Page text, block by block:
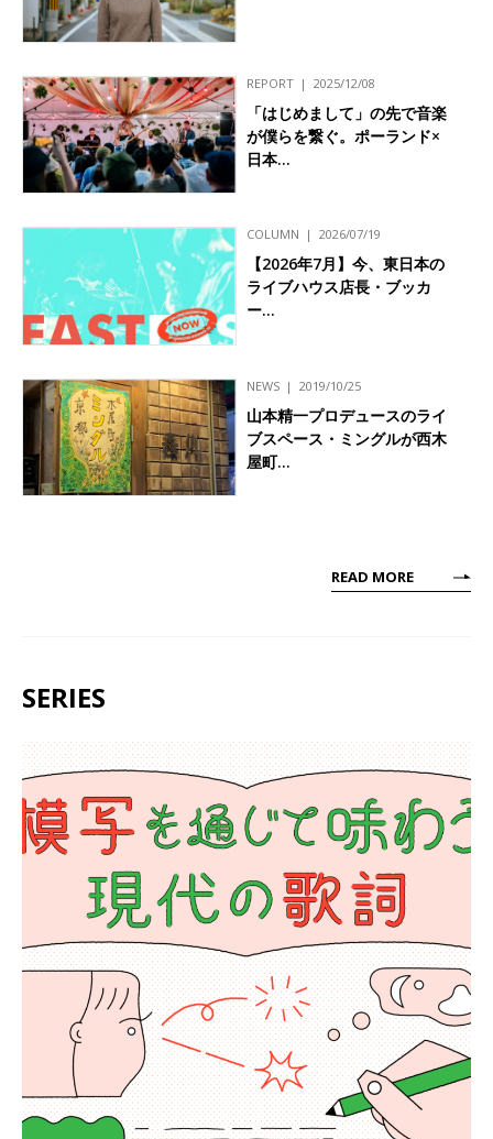
REPORT 2025/12/08
「はじめまして」の先で音楽
が僕らを繋ぐ。ポーランド×
日本…
COLUMN 2026/07/19
【2026年7月】今、東日本の
ライブハウス店長・ブッカ
ー…
NEWS 2019/10/25
山本精一プロデュースのライ
ブスペース・ミングルが西木
屋町…
READ MORE
SERIES